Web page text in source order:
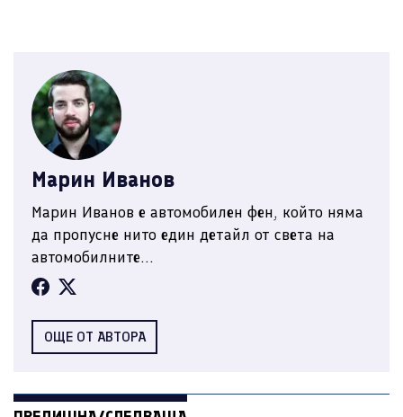
Марин Иванов
Марин Иванов е автомобилен фен, който няма
да пропусне нито един детайл от света на
автомобилните...
ОЩЕ ОТ АВТОРА